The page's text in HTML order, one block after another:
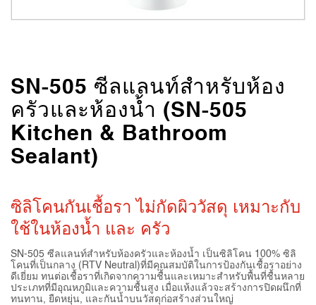
SN-505 ซีลแลนท์สำหรับห้อง
ครัวและห้องน้ำ (SN-505
Kitchen & Bathroom
Sealant)
ซิลิโคนกันเชื้อรา ไม่กัดผิววัสดุ เหมาะกับ
ใช้ในห้องน้ำ และ ครัว
SN-505 ซีลแลนท์สำหรับห้องครัวและห้องน้ำ เป็นซิลิโคน 100% ซิลิ
โคนที่เป็นกลาง (RTV Neutral)ที่มีคุณสมบัติในการป้องกันเชื้อราอย่าง
ดีเยี่ยม ทนต่อเชื้อราที่เกิดจากความชื้นและเหมาะสำหรับพื้นที่ชื้นหลาย
ประเภทที่มีอุณหภูมิและความชื้นสูง เมื่อแห้งแล้วจะสร้างการปิดผนึกที่
ทนทาน, ยืดหยุ่น, และกันน้ำบนวัสดุก่อสร้างส่วนใหญ่